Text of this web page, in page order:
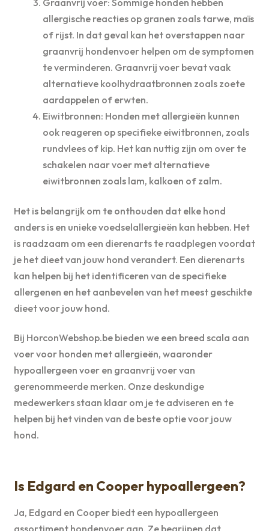
Graanvrij voer: Sommige honden hebben
allergische reacties op granen zoals tarwe, maïs
of rijst. In dat geval kan het overstappen naar
graanvrij hondenvoer helpen om de symptomen
te verminderen. Graanvrij voer bevat vaak
alternatieve koolhydraatbronnen zoals zoete
aardappelen of erwten.
Eiwitbronnen: Honden met allergieën kunnen
ook reageren op specifieke eiwitbronnen, zoals
rundvlees of kip. Het kan nuttig zijn om over te
schakelen naar voer met alternatieve
eiwitbronnen zoals lam, kalkoen of zalm.
Het is belangrijk om te onthouden dat elke hond
anders is en unieke voedselallergieën kan hebben. Het
is raadzaam om een dierenarts te raadplegen voordat
je het dieet van jouw hond verandert. Een dierenarts
kan helpen bij het identificeren van de specifieke
allergenen en het aanbevelen van het meest geschikte
dieet voor jouw hond.
Bij HorconWebshop.be bieden we een breed scala aan
voer voor honden met allergieën, waaronder
hypoallergeen voer en graanvrij voer van
gerenommeerde merken. Onze deskundige
medewerkers staan klaar om je te adviseren en te
helpen bij het vinden van de beste optie voor jouw
hond.
Is Edgard en Cooper hypoallergeen?
Ja, Edgard en Cooper biedt een hypoallergeen